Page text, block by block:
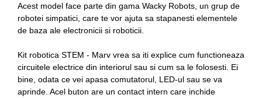
Acest model face parte din gama Wacky Robots, un grup de
robotei simpatici, care te vor ajuta sa stapanesti elementele
de baza ale electronicii si roboticii.
Kit robotica STEM - Marv vrea sa iti explice cum functioneaza
circuitele electrice din interiorul sau si cum sa le folosesti. Ei
bine, odata ce vei apasa comutatorul, LED-ul sau se va
aprinde. Acel buton are un contact intern care inchide